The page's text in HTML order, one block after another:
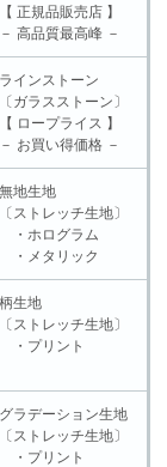
【 正規品販売店 】
－ 高品質最高峰 －
ラインストーン
〔ガラスストーン〕
【 ロープライス 】
－ お買い得価格 －
無地生地
〔ストレッチ生地〕
・ホログラム
・メタリック
柄生地
〔ストレッチ生地〕
・プリント
グラデーション生地
〔ストレッチ生地〕
・プリント